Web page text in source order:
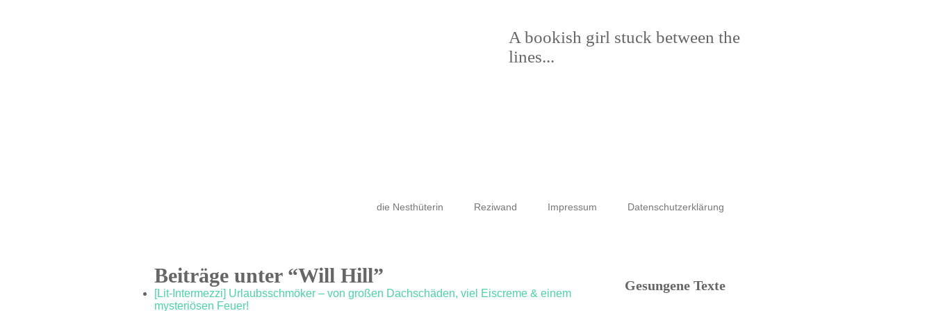
A bookish girl stuck between the
lines...
die Nesthüterin Reziwand Impressum Datenschutzerklärung
Beiträge unter “Will Hill”
[Lit-Intermezzi] Urlaubsschmöker – von großen Dachschäden, viel Eiscreme & einem
mysteriösen Feuer!
Gesungene Texte